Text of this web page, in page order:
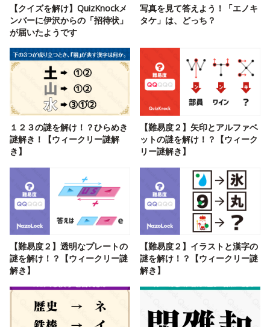
【クイズを解け】QuizKnockメ
ンバーに伊沢からの「招待状」
が届いたようです
写真を見て答えよう！「エノキ
タケ」は、どっち？
１２３の謎を解け！？ひらめき
謎解き！【ウィークリー謎解
き】
【難易度２】矢印とアルファベ
ットの謎を解け！？【ウィーク
リー謎解き】
【難易度２】透明なプレートの
謎を解け！？【ウィークリー謎
解き】
【難易度２】イラストと漢字の
謎を解け！？【ウィークリー謎
解き】